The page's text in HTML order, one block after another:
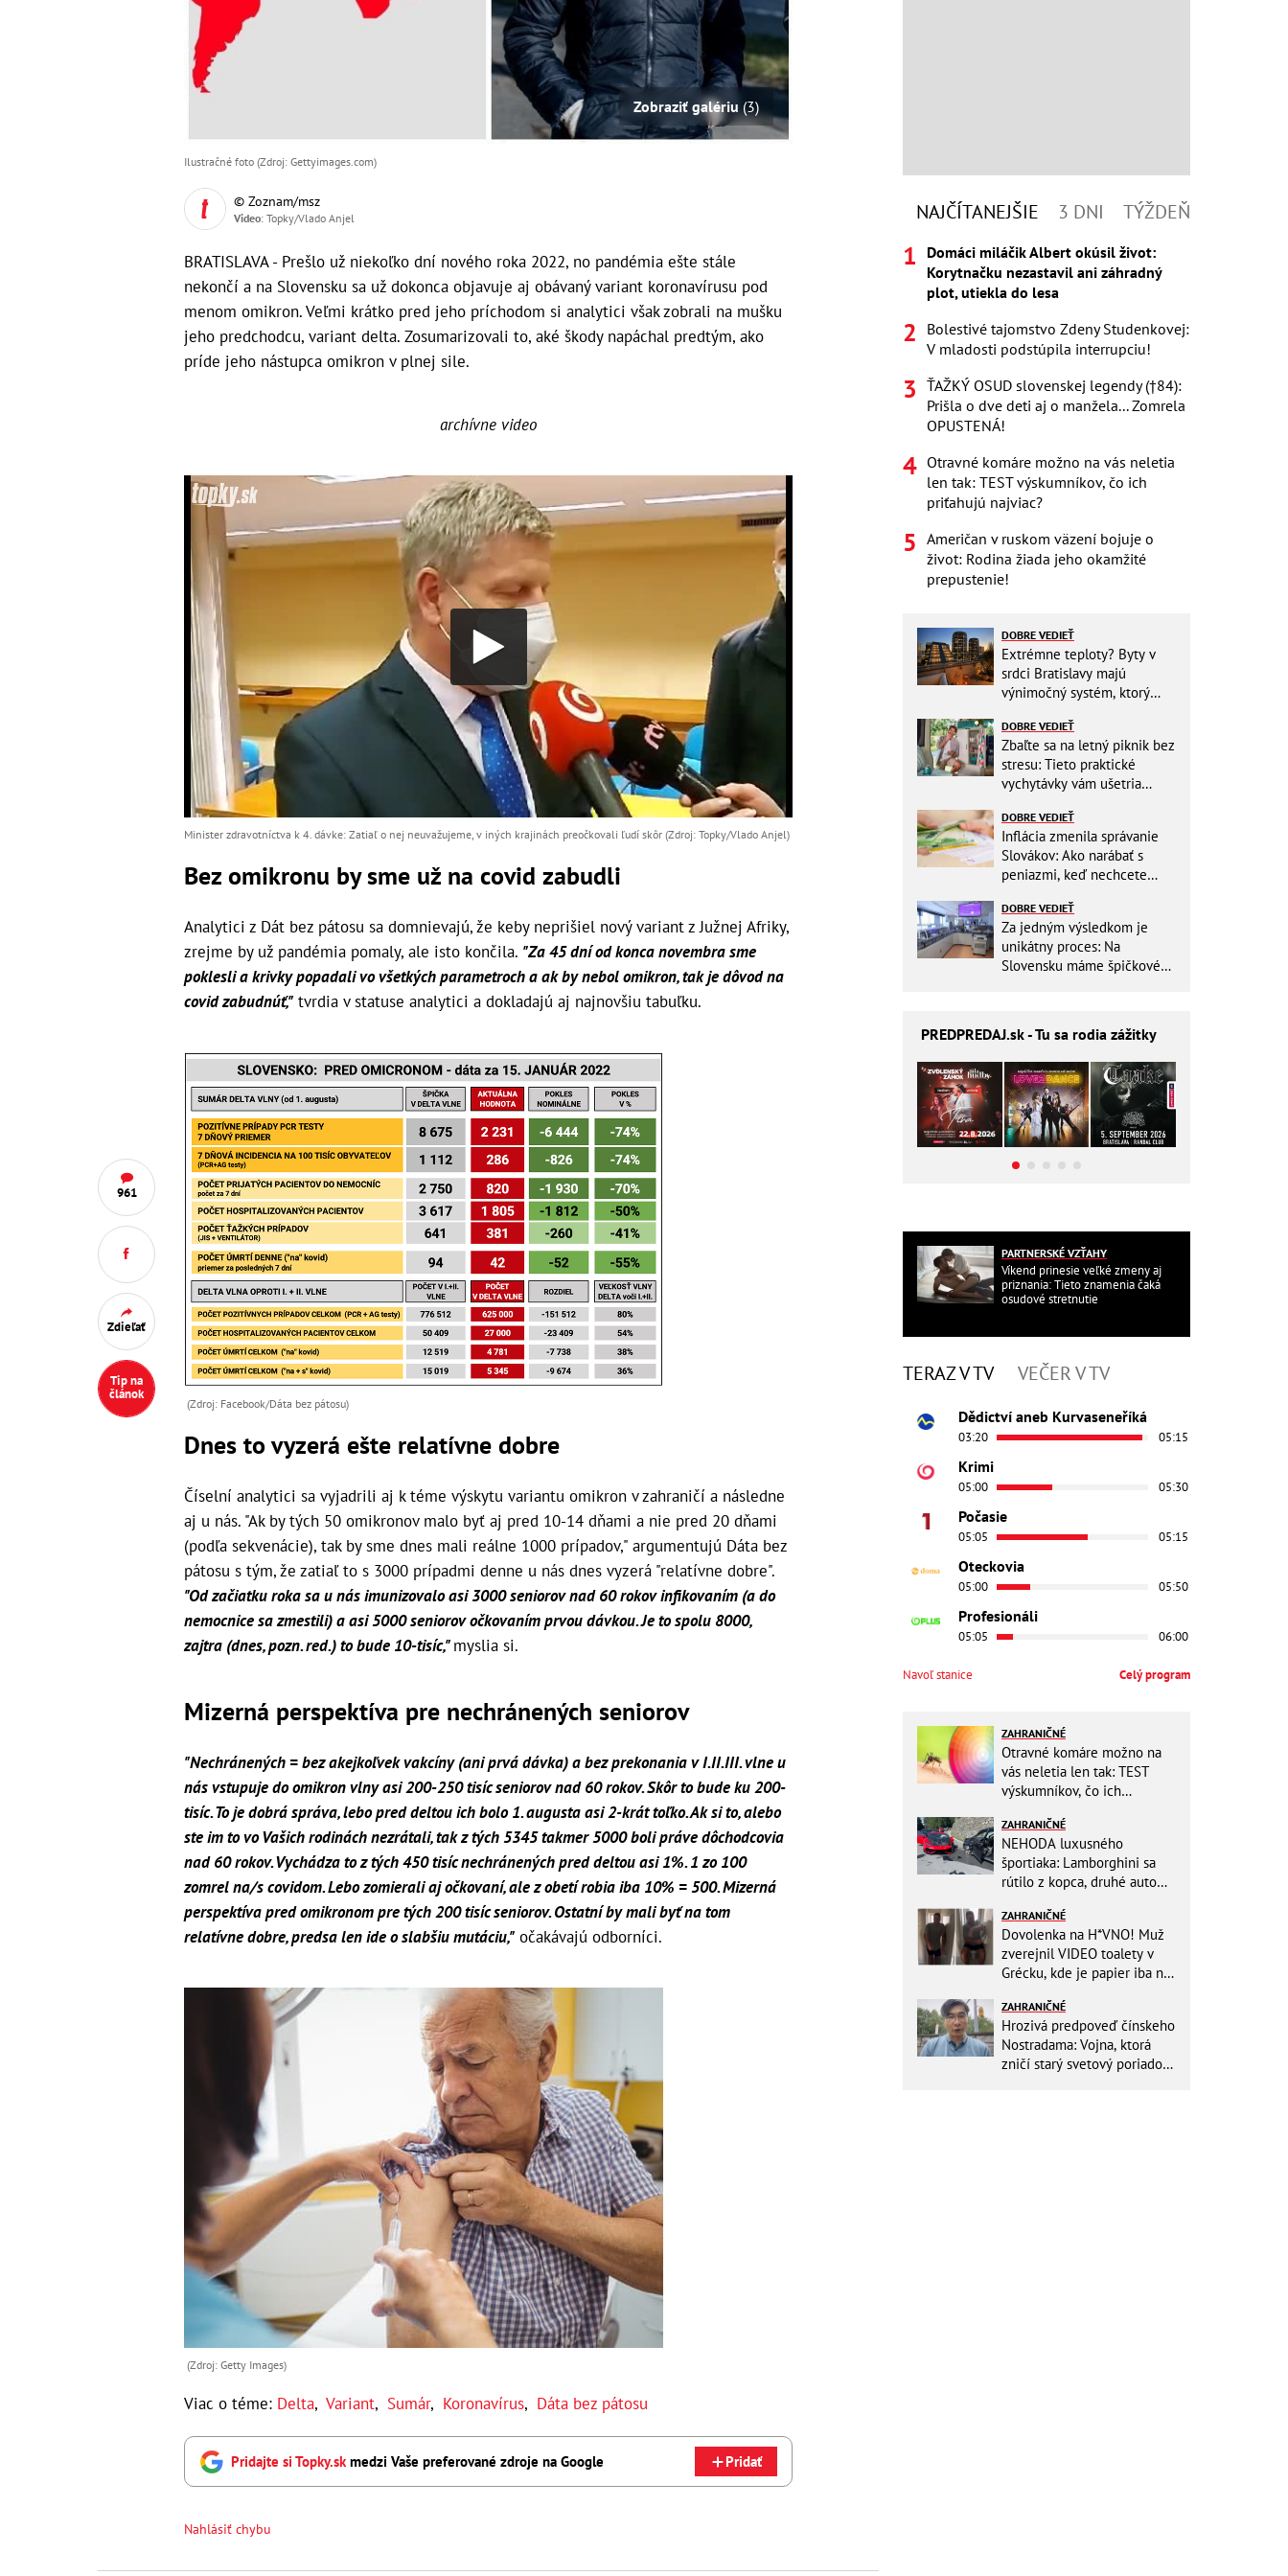
961
Zdieľať
Tip na
článok
Zobraziť galériu (3)
Ilustračné foto (Zdroj: Gettyimages.com)
© Zoznam/msz
Video: Topky/Vlado Anjel
BRATISLAVA - Prešlo už niekoľko dní nového roka 2022, no pandémia ešte stále
nekončí a na Slovensku sa už dokonca objavuje aj obávaný variant koronavírusu pod
menom omikron. Veľmi krátko pred jeho príchodom si analytici však zobrali na mušku
jeho predchodcu, variant delta. Zosumarizovali to, aké škody napáchal predtým, ako
príde jeho nástupca omikron v plnej sile.
archívne video
Minister zdravotníctva k 4. dávke: Zatiaľ o nej neuvažujeme, v iných krajinách preočkovali ľudí skôr (Zdroj: Topky/Vlado Anjel)
Bez omikronu by sme už na covid zabudli
Analytici z Dát bez pátosu sa domnievajú, že keby neprišiel nový variant z Južnej Afriky,
zrejme by už pandémia pomaly, ale isto končila. "Za 45 dní od konca novembra sme
poklesli a krivky popadali vo všetkých parametroch a ak by nebol omikron, tak je dôvod na
covid zabudnúť," tvrdia v statuse analytici a dokladajú aj najnovšiu tabuľku.
(Zdroj: Facebook/Dáta bez pátosu)
Dnes to vyzerá ešte relatívne dobre
Číselní analytici sa vyjadrili aj k téme výskytu variantu omikron v zahraničí a následne
aj u nás. "Ak by tých 50 omikronov malo byť aj pred 10-14 dňami a nie pred 20 dňami
(podľa sekvenácie), tak by sme dnes mali reálne 1000 prípadov," argumentujú Dáta bez
pátosu s tým, že zatiaľ to s 3000 prípadmi denne u nás dnes vyzerá "relatívne dobre".
"Od začiatku roka sa u nás imunizovalo asi 3000 seniorov nad 60 rokov infikovaním (a do
nemocnice sa zmestili) a asi 5000 seniorov očkovaním prvou dávkou. Je to spolu 8000,
zajtra (dnes, pozn. red.) to bude 10-tisíc,"myslia si.
Mizerná perspektíva pre nechránených seniorov
"Nechránených = bez akejkoľvek vakcíny (ani prvá dávka) a bez prekonania v I.II.III. vlne u
nás vstupuje do omikron vlny asi 200-250 tisíc seniorov nad 60 rokov. Skôr to bude ku 200-
tisíc. To je dobrá správa, lebo pred deltou ich bolo 1. augusta asi 2-krát toľko. Ak si to, alebo
ste im to vo Vašich rodinách nezrátali, tak z tých 5345 takmer 5000 boli práve dôchodcovia
nad 60 rokov. Vychádza to z tých 450 tisíc nechránených pred deltou asi 1%. 1 zo 100
zomrel na/s covidom. Lebo zomierali aj očkovaní, ale z obetí robia iba 10% = 500. Mizerná
perspektíva pred omikronom pre tých 200 tisíc seniorov. Ostatní by mali byť na tom
relatívne dobre, predsa len ide o slabšiu mutáciu," očakávajú odborníci.
(Zdroj: Getty Images)
Viac o téme: Delta, Variant, Sumár, Koronavírus, Dáta bez pátosu
Pridajte si Topky.sk medzi Vaše preferované zdroje na Google Pridať
Nahlásiť chybu
NAJČÍTANEJŠIE 3 DNI TÝŽDEŇ
Domáci miláčik Albert okúsil život:
Korytnačku nezastavil ani záhradný
plot, utiekla do lesa
Bolestivé tajomstvo Zdeny Studenkovej:
V mladosti podstúpila interrupciu!
ŤAŽKÝ OSUD slovenskej legendy (†84):
Prišla o dve deti aj o manžela... Zomrela
OPUSTENÁ!
Otravné komáre možno na vás neletia
len tak: TEST výskumníkov, čo ich
priťahujú najviac?
Američan v ruskom väzení bojuje o
život: Rodina žiada jeho okamžité
prepustenie!
DOBRE VEDIEŤ
Extrémne teploty? Byty v
srdci Bratislavy majú
výnimočný systém, ktorý
DOBRE VEDIEŤ
Zbaľte sa na letný piknik bez
stresu: Tieto praktické
vychytávky vám ušetria
DOBRE VEDIEŤ
Inflácia zmenila správanie
Slovákov: Ako narábať s
peniazmi, keď nechcete
DOBRE VEDIEŤ
Za jedným výsledkom je
unikátny proces: Na
Slovensku máme špičkové
PREDPREDAJ.sk - Tu sa rodia zážitky
PARTNERSKÉ VZŤAHY
Víkend prinesie veľké zmeny aj
priznania: Tieto znamenia čaká
osudové stretnutie
TERAZ V TV VEČER V TV
Dědictví aneb Kurvaseneříká
03:20 05:15
Krimi
05:00 05:30
Počasie
05:05 05:15
Oteckovia
05:00 05:50
Profesionáli
05:05 06:00
Navoľ stanice Celý program
ZAHRANIČNÉ
Otravné komáre možno na
vás neletia len tak: TEST
výskumníkov, čo ich
ZAHRANIČNÉ
NEHODA luxusného
športiaka: Lamborghini sa
rútilo z kopca, druhé auto
horšie
ZAHRANIČNÉ
Dovolenka na H*VNO! Muž
zverejnil VIDEO toalety v
Grécku, kde je papier iba na
do kuchyne
ZAHRANIČNÉ
Hrozivá predpoveď čínskeho
Nostradama: Vojna, ktorá
zničí starý svetový poriadok!